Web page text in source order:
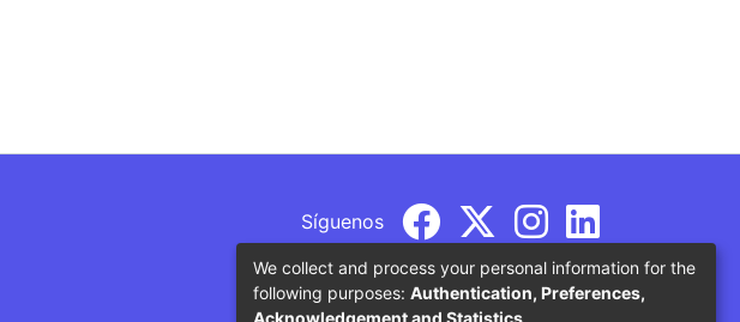
Síguenos
We collect and process your personal information for the
following purposes: Authentication, Preferences,
Acknowledgement and Statistics